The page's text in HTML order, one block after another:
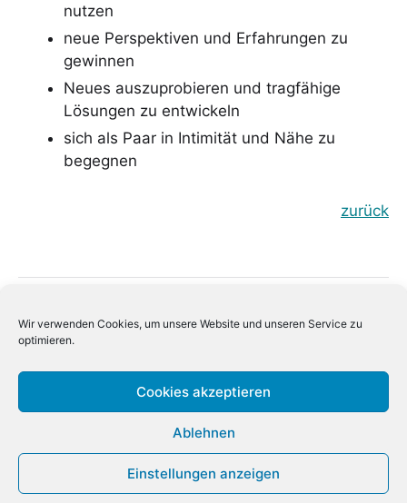
Wir verwenden Cookies, um unsere Website und unseren Service zu
optimieren.
Cookies akzeptieren
Ablehnen
Einstellungen anzeigen
nutzen
neue Perspektiven und Erfahrungen zu
gewinnen
Neues auszuprobieren und tragfähige
Lösungen zu entwickeln
sich als Paar in Intimität und Nähe zu
begegnen
zurück
Impressum
Haftungsausschluss
Datenschutzbelehrung
© 2026